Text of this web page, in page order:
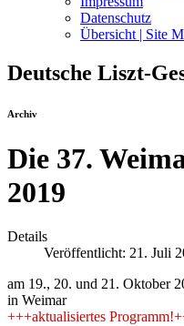
Datenschutz
Übersicht | Site
Deutsche Liszt-
Archiv
Die 37.
2019
Details
Veröffentlicht: 21. Juli
am 19., 20. und 21. Oktober
in Weimar
+++aktualisiertes